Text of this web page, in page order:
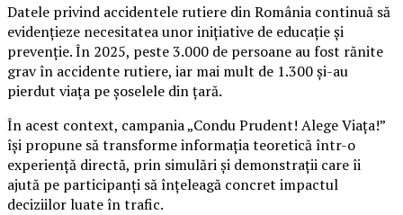
Datele privind accidentele rutiere din România continuă să
evidențieze necesitatea unor inițiative de educație și
prevenție. În 2025, peste 3.000 de persoane au fost rănite
grav în accidente rutiere, iar mai mult de 1.300 și-au
pierdut viața pe șoselele din țară.
În acest context, campania „Condu Prudent! Alege Viața!”
își propune să transforme informația teoretică într-o
experiență directă, prin simulări și demonstrații care îi
ajută pe participanți să înțeleagă concret impactul
deciziilor luate în trafic.